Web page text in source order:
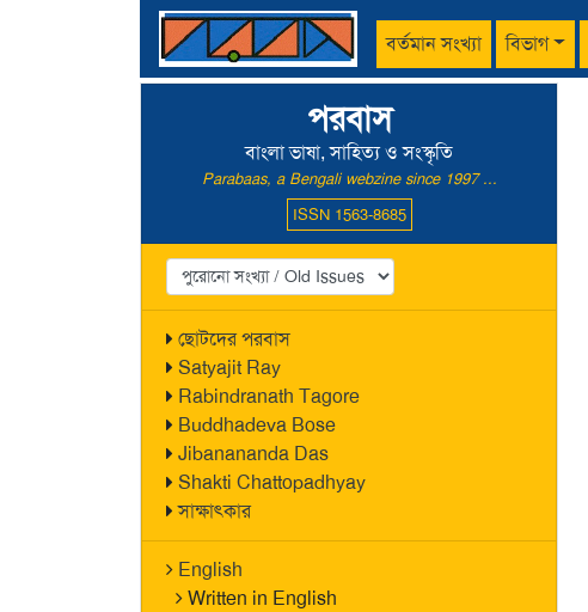
বর্তমান সংখ্যা বিভাগ
পরবাস
বাংলা ভাষা, সাহিত্য ও সংস্কৃতি
Parabaas, a Bengali webzine since 1997 ...
ISSN 1563-8685
ছোটদের পরবাস
Satyajit Ray
Rabindranath Tagore
Buddhadeva Bose
Jibanananda Das
Shakti Chattopadhyay
সাক্ষাৎকার
English
Written in English